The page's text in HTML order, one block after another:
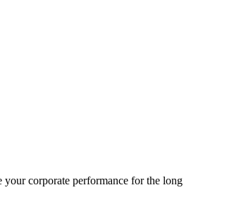
corporate performance for the long